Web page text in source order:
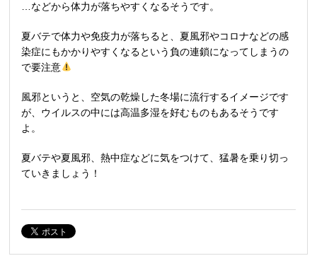
…などから体力が落ちやすくなるそうです。
夏バテで体力や免疫力が落ちると、夏風邪やコロナなどの感
染症にもかかりやすくなるという負の連鎖になってしまうの
で要注意
風邪というと、空気の乾燥した冬場に流行するイメージです
が、ウイルスの中には高温多湿を好むものもあるそうです
よ。
夏バテや夏風邪、熱中症などに気をつけて、猛暑を乗り切っ
ていきましょう！